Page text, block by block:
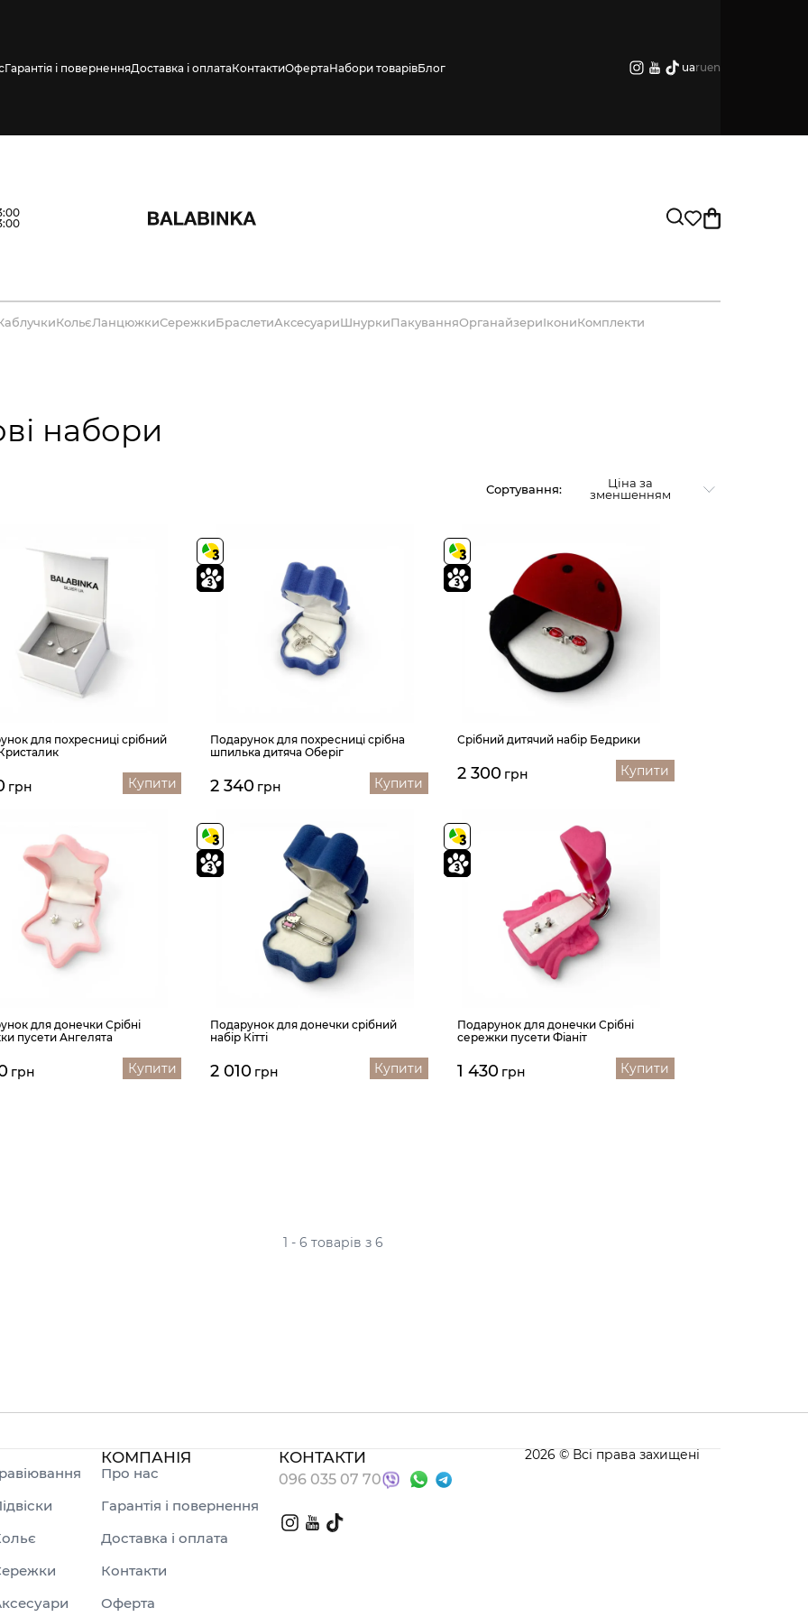
Гарантія і поверненняДоставка і оплатаКонтактиОфертаНабори товарівБлог uaruen
КольєЛанцюжкиСережкиБраслетиАксесуариШнуркиПакуванняОрганайзериІкониКомплекти
набори
Сортування:
Ціна за
зменшенням
для похресниці срібний
грн Купити
Подарунок для похресниці срібна
шпилька дитяча Оберіг
2 340 грн Купити
Срібний дитячий набір Бедрики
2 300 грн Купити
для донечки Срібні
пусети Ангелята
грн Купити
Подарунок для донечки срібний
набір Кітті
2 010 грн Купити
Подарунок для донечки Срібні
сережки пусети Фіаніт
1 430 грн Купити
1 - 6 товарів з 6
КОМПАНІЯ
Про нас
Гарантія і повернення
Доставка і оплата
Контакти
Оферта
КОНТАКТИ
096 035 07 70
2026 © Всі права захищені